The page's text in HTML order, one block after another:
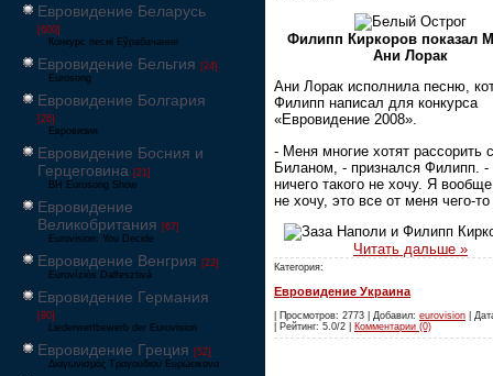
Евровидение Беларусь
[600]
Конкурс песні Еўрабачанне
Евровидение Бельгия [24]
Eurosong
Евровидение Болгария
[26]
Евровизия
Евровидение Босния и
Герцеговина [21]
BH Eurosong Show
Евровидение
Великобритания [67]
Eurovision: You Decide
Евровидение Венгрия [22]
Eurovíziós Dalfesztivá
Евровидение Германия
[80]
Liederwettbewerb der Eurovision
Евровидение Греция [52]
Διαγωνισμός Τραγουδιού Ευρώεικονα
Филипп Киркоров показал
Ани Лорак
Ани Лорак исполнила песню,
Филипп написал для конкурса
«Евровидение 2008».
- Меня многие хотят рассорить с
Биланом, - признался Филипп. -
ничего такого не хочу. Я
не хочу, это все от меня чего-то
Читать дальше »
Категория:
Евровидение Украина
| Просмотров: 2773 | Добавил: eurovision |
| Рейтинг: 5.0/2 | Комментарии (0)